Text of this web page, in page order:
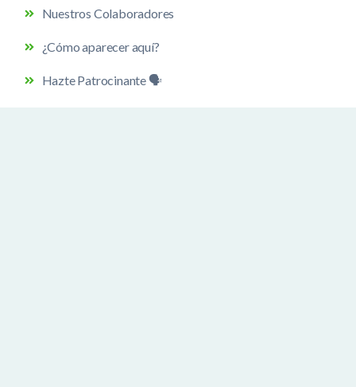
Nuestros Colaboradores
¿Cómo aparecer aquí?
Hazte Patrocinante 🗣️